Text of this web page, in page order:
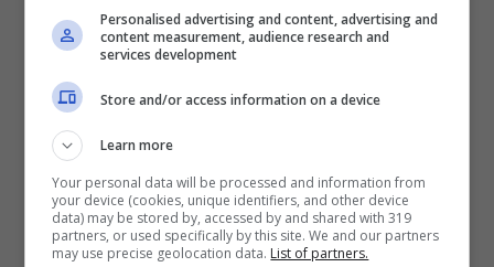
Uno scenario raccapricciante per
qualunque essere pensante. Uno scenario
che sembra non poter lasciare alcun posto
alla speranza di un futuro in cui, in
determinate culture, donne e uomini
Personalised advertising and content, advertising and
content measurement, audience research and
services development
Store and/or access information on a device
Learn more
Your personal data will be processed and information from
your device (cookies, unique identifiers, and other device
data) may be stored by, accessed by and shared with 319
partners, or used specifically by this site. We and our partners
may use precise geolocation data. List of partners.